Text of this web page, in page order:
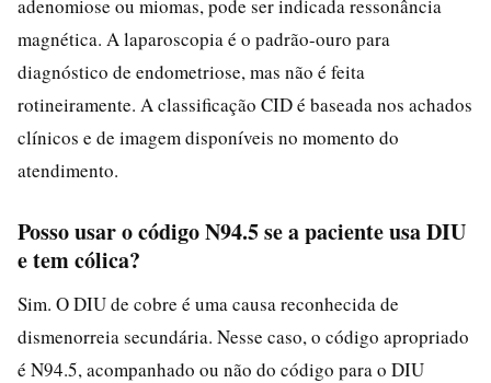
adenomiose ou miomas, pode ser indicada ressonância
magnética. A laparoscopia é o padrão-ouro para
diagnóstico de endometriose, mas não é feita
rotineiramente. A classificação CID é baseada nos achados
clínicos e de imagem disponíveis no momento do
atendimento.
Posso usar o código N94.5 se a paciente usa DIU
e tem cólica?
Sim. O DIU de cobre é uma causa reconhecida de
dismenorreia secundária. Nesse caso, o código apropriado
é N94.5, acompanhado ou não do código para o DIU